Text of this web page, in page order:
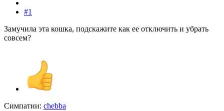
#1
Замучила эта кошка, подскажите как ее отключить и убрать
совсем?
Симпатии: chebba